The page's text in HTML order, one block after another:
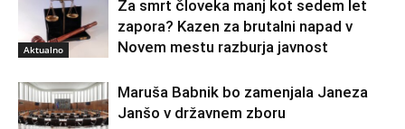
Aktualno
Za smrt človeka manj kot sedem let
zapora? Kazen za brutalni napad v
Novem mestu razburja javnost
Maruša Babnik bo zamenjala Janeza
Janšo v državnem zboru